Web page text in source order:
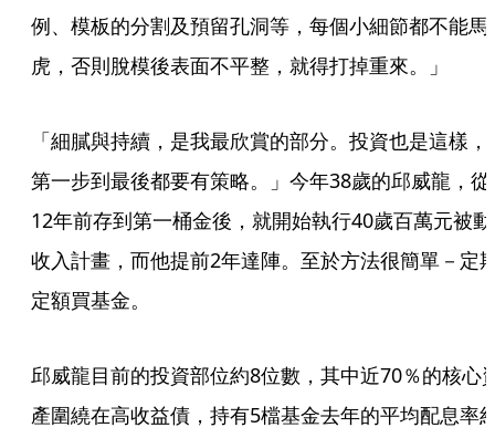
例、模板的分割及預留孔洞等，每個小細節都不能馬
虎，否則脫模後表面不平整，就得打掉重來。」
「細膩與持續，是我最欣賞的部分。投資也是這樣，
第一步到最後都要有策略。」今年38歲的邱威龍，從
12年前存到第一桶金後，就開始執行40歲百萬元被動
收入計畫，而他提前2年達陣。至於方法很簡單－定
定額買基金。
邱威龍目前的投資部位約8位數，其中近70％的核心
產圍繞在高收益債，持有5檔基金去年的平均配息率